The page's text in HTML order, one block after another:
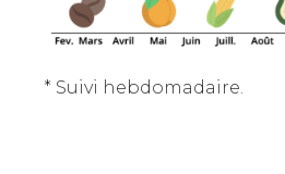
* Suivi hebdomadaire.